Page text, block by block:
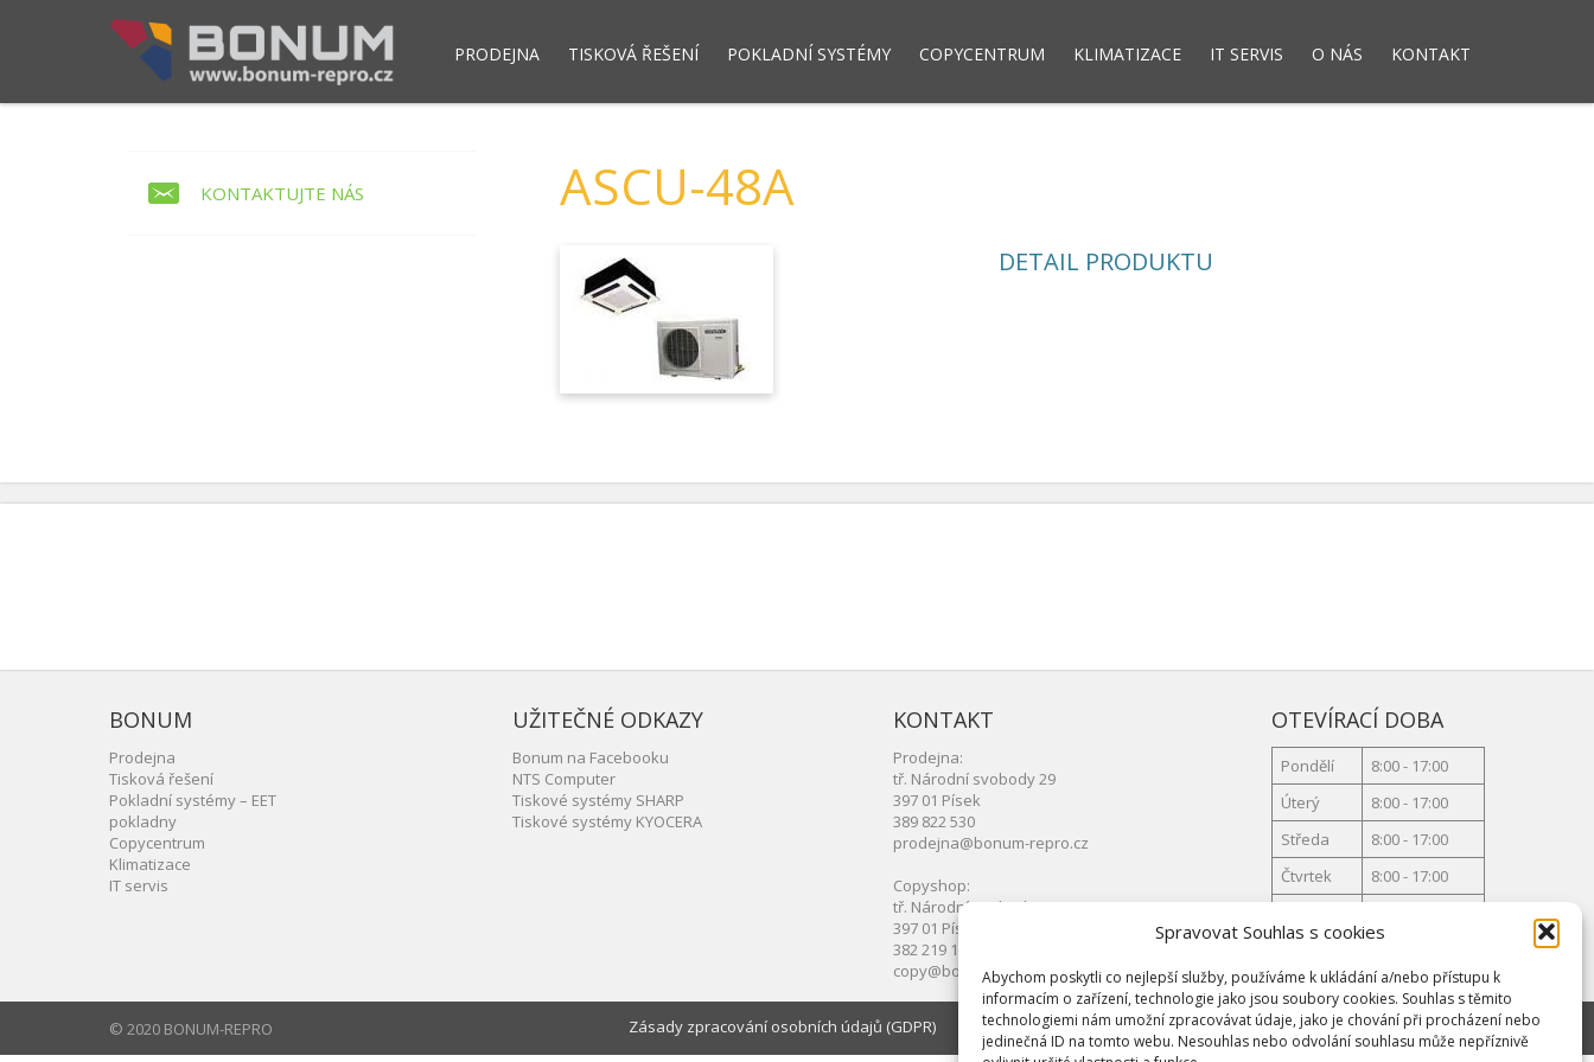
Spravovat Souhlas s cookies
Abychom poskytli co nejlepší služby, používáme k ukládání a/nebo přístupu k
informacím o zařízení, technologie jako jsou soubory cookies. Souhlas s těmito
technologiemi nám umožní zpracovávat údaje, jako je chování při procházení nebo
jedinečná ID na tomto webu. Nesouhlas nebo odvolání souhlasu může nepříznivě
PRODEJNA TISKOVÁ ŘEŠENÍ POKLADNÍ SYSTÉMY COPYCENTRUM KLIMATIZACE IT SERVIS O NÁS KONTAKT
KONTAKTUJTE NÁS ASCU-48A
DETAIL PRODUKTU
BONUM
Prodejna
Tisková řešení
Pokladní systémy – EET
pokladny
Copycentrum
Klimatizace
IT servis
UŽITEČNÉ ODKAZY
Bonum na Facebooku
NTS Computer
Tiskové systémy SHARP
Tiskové systémy KYOCERA
KONTAKT
Prodejna:
tř. Národní svobody 29
397 01 Písek
389 822 530
prodejna@bonum-repro.cz
Copyshop:
tř. Národní svobody 29
397 01 Písek
382 219 150
copy@bonum-repro.cz
OTEVÍRACÍ DOBA
Pondělí
8:00 - 17:00
Úterý
8:00 - 17:00
Středa
8:00 - 17:00
Čtvrtek
8:00 - 17:00
© 2020 BONUM-REPRO Zásady zpracování osobních údajů (GDPR)